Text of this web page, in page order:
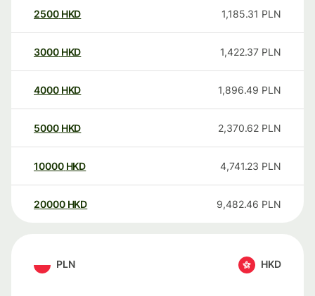
2500 HKD 1,185.31 PLN
3000 HKD 1,422.37 PLN
4000 HKD 1,896.49 PLN
5000 HKD 2,370.62 PLN
10000 HKD 4,741.23 PLN
20000 HKD 9,482.46 PLN
PLN HKD